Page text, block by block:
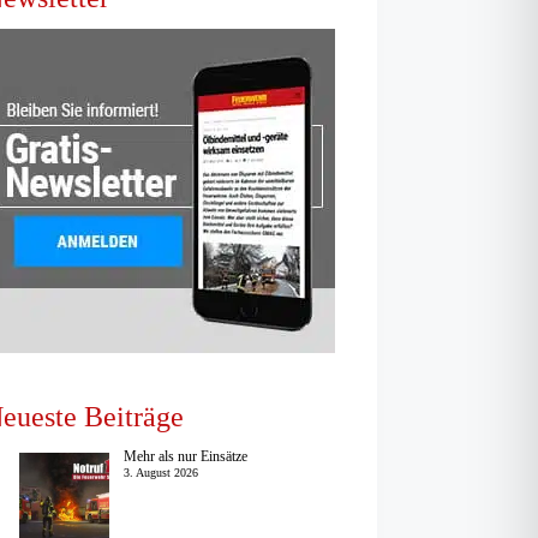
Beiträge
Mehr als nur Einsätze
3. August 2026